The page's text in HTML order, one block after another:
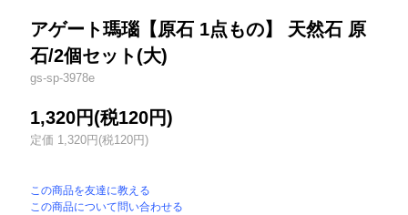
アゲート瑪瑙【原石 1点もの】 天然石 原
石/2個セット(大)
gs-sp-3978e
1,320円(税120円)
定価 1,320円(税120円)
この商品を友達に教える
この商品について問い合わせる